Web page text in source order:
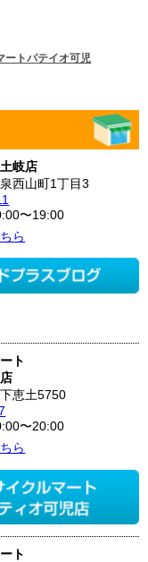
ートパテイオ可児
岐店
西山町1丁目3
〜19:00
ら
ト
恵土5750
〜20:00
ら
ト